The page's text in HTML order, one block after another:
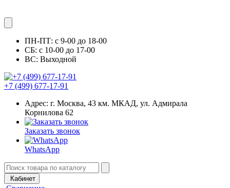
ПН-ПТ: с 9-00 до 18-00
СБ: с 10-00 до 17-00
ВС: Выходной
+7 (499) 677-17-91
Адрес: г. Москва, 43 км. МКАД, ул. Адмирала
Корнилова 62
Заказать звонок
WhatsApp
Кабинет